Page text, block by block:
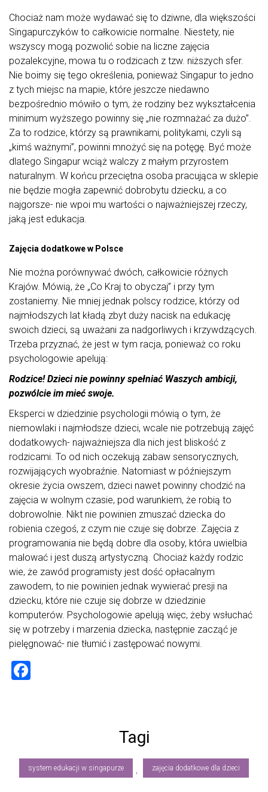
Chociaż nam może wydawać się to dziwne, dla większości
Singapurczyków to całkowicie normalne. Niestety, nie
wszyscy mogą pozwolić sobie na liczne zajęcia
pozalekcyjne, mowa tu o rodzicach z tzw. niższych sfer.
Nie boimy się tego określenia, ponieważ Singapur to jedno
z tych miejsc na mapie, które jeszcze niedawno
bezpośrednio mówiło o tym, że rodziny bez wykształcenia
minimum wyższego powinny się „nie rozmnażać za dużo”.
Za to rodzice, którzy są prawnikami, politykami, czyli są
„kimś ważnymi”, powinni mnożyć się na potęgę. Być może
dlatego Singapur wciąż walczy z małym przyrostem
naturalnym. W końcu przeciętna osoba pracująca w sklepie
nie będzie mogła zapewnić dobrobytu dziecku, a co
najgorsze- nie wpoi mu wartości o najważniejszej rzeczy,
jaką jest edukacja.
Zajęcia dodatkowe w Polsce
Nie można porównywać dwóch, całkowicie różnych
Krajów. Mówią, że „Co Kraj to obyczaj” i przy tym
zostaniemy. Nie mniej jednak polscy rodzice, którzy od
najmłodszych lat kładą zbyt duży nacisk na edukację
swoich dzieci, są uważani za nadgorliwych i krzywdzących.
Trzeba przyznać, że jest w tym racja, ponieważ co roku
psychologowie apelują:
Rodzice! Dzieci nie powinny spełniać Waszych ambicji,
pozwólcie im mieć swoje.
Eksperci w dziedzinie psychologii mówią o tym, że
niemowlaki i najmłodsze dzieci, wcale nie potrzebują zajęć
dodatkowych- najważniejsza dla nich jest bliskość z
rodzicami. To od nich oczekują zabaw sensorycznych,
rozwijających wyobraźnie. Natomiast w późniejszym
okresie życia owszem, dzieci nawet powinny chodzić na
zajęcia w wolnym czasie, pod warunkiem, że robią to
dobrowolnie. Nikt nie powinien zmuszać dziecka do
robienia czegoś, z czym nie czuje się dobrze. Zajęcia z
programowania nie będą dobre dla osoby, która uwielbia
malować i jest duszą artystyczną. Chociaż każdy rodzic
wie, że zawód programisty jest dość opłacalnym
zawodem, to nie powinien jednak wywierać presji na
dziecku, które nie czuje się dobrze w dziedzinie
komputerów. Psychologowie apelują więc, żeby wsłuchać
się w potrzeby i marzenia dziecka, następnie zacząć je
pielęgnować- nie tłumić i zastępować nowymi.
ok
Tagi
system edukacji w singapurze , zajęcia dodatkowe dla dzieci